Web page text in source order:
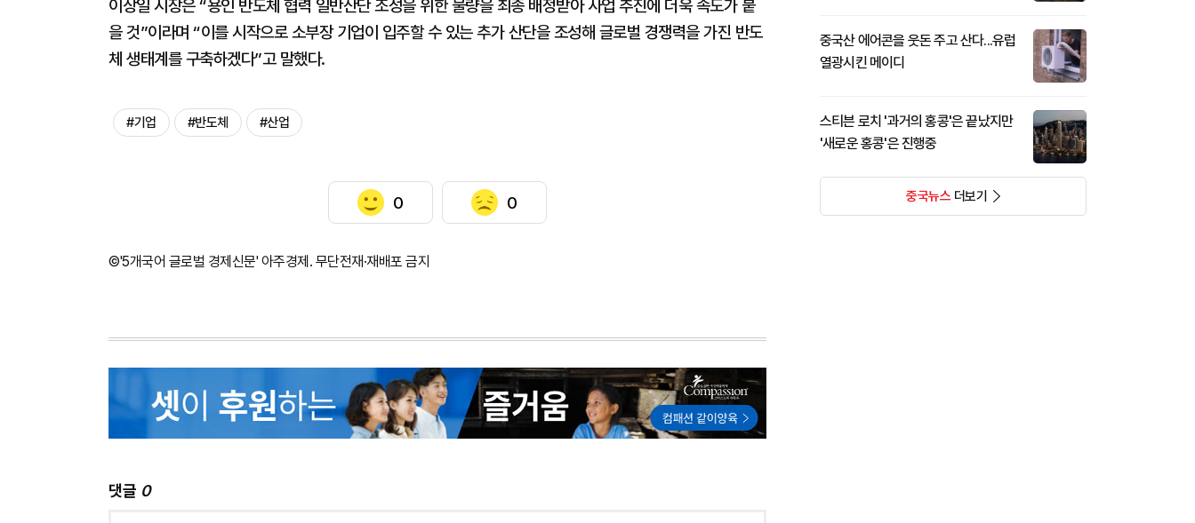
이상일 시장은 “용인 반도체 협력 일반산단 조성을 위한 물량을 최종 배정받아 사업 추진에 더욱 속도가 붙
을 것”이라며 “이를 시작으로 소부장 기업이 입주할 수 있는 추가 산단을 조성해 글로벌 경쟁력을 가진 반도
체 생태계를 구축하겠다”고 말했다.
#기업 #반도체 #산업
0 0
©'5개국어 글로벌 경제신문' 아주경제. 무단전재·재배포 금지
댓글 0
중국산 에어콘을 웃돈 주고 산다...유럽
열광시킨 메이디
스티븐 로치 '과거의 홍콩'은 끝났지만
'새로운 홍콩'은 진행중
중국뉴스더보기